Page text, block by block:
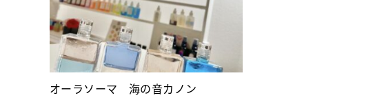
オーラソーマ 海の音カノン